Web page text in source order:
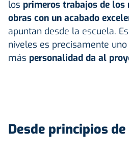
los primeros trabajos de los
obras con un acabado
apuntan desde la escuela.
niveles es precisamente
más personalidad da al
Desde principios